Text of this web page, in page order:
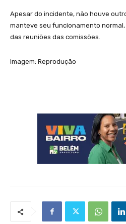
Apesar do incidente, não houve
manteve seu funcionamento
das reuniões das comissões.
Imagem: Reprodução